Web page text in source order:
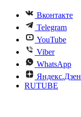
Вконтакте
Telegram
YouTube
Viber
WhatsApp
Яндекс.Дзен
RUTUBE